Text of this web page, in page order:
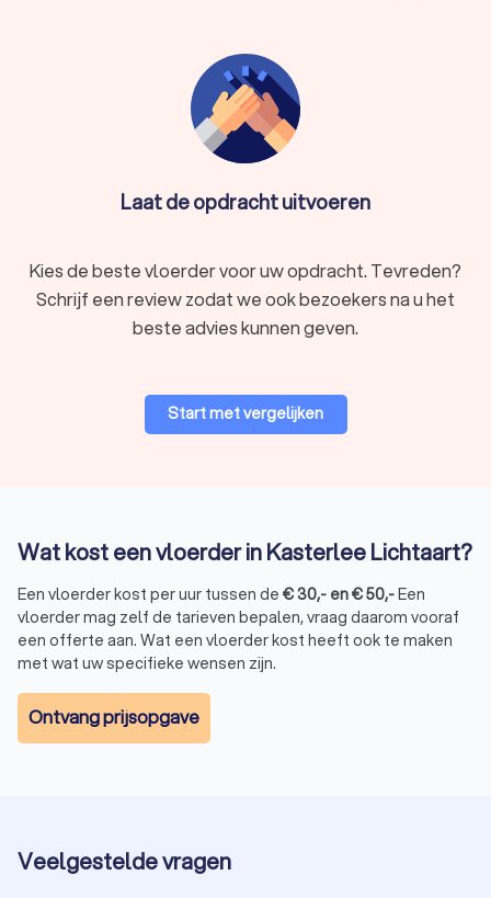
Laat de opdracht uitvoeren
Kies de beste vloerder voor uw opdracht. Tevreden?
Schrijf een review zodat we ook bezoekers na u het
beste advies kunnen geven.
Start met vergelijken
Wat kost een vloerder in Kasterlee Lichtaart?
Een vloerder kost per uur tussen de €30,- en€50,-Een
vloerder mag zelf de tarieven bepalen, vraag daarom vooraf
een offerte aan. Wat een vloerder kost heeft ook te maken
met wat uw specifieke wensen zijn.
Ontvang prijsopgave
Veelgestelde vragen